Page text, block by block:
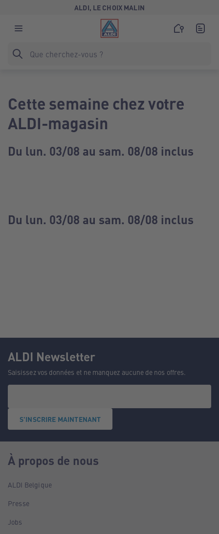
ALDI, LE CHOIX MALIN
Cette semaine chez votre
ALDI-magasin
Du lun. 03/08 au sam. 08/08 inclus
Du lun. 03/08 au sam. 08/08 inclus
ALDI Newsletter
Saisissez vos données et ne manquez aucune de nos offres.
S'INSCRIRE MAINTENANT
À propos de nous
ALDI Belgique
Presse
Jobs